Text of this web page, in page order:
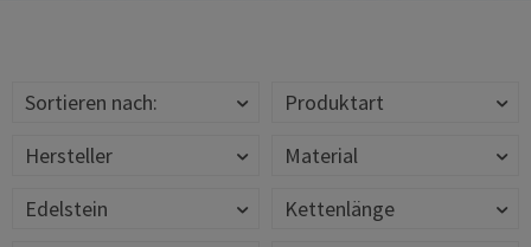
Sortieren nach:
Produktart
Hersteller
Material
Edelstein
Kettenlänge